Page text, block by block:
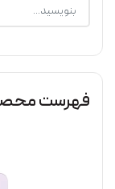
فهرست